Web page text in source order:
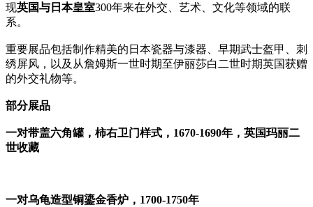
现英国与日本皇室300年来在外交、艺术、文化等领域的联
系。
重要展品包括制作精美的日本瓷器与漆器、早期武士盔甲、刺
绣屏风，以及从詹姆斯一世时期至伊丽莎白二世时期英国获赠
的外交礼物等。
部分展品
一对带盖六角罐，柿右卫门样式，1670-1690年，英国玛丽二
世收藏
一对乌龟造型铜鎏金香炉，1700-1750年